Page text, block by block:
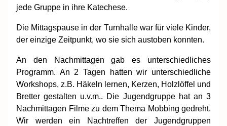
jede Gruppe in ihre Katechese.
Die Mittagspause in der Turnhalle war für viele Kinder,
der einzige Zeitpunkt, wo sie sich austoben konnten.
An den Nachmittagen gab es unterschiedliches
Programm. An 2 Tagen hatten wir unterschiedliche
Workshops, z.B. Häkeln lernen, Kerzen, Holzlöffel und
Bretter gestalten u.v.m.. Die Jugendgruppe hat an 3
Nachmittagen Filme zu dem Thema Mobbing gedreht.
Wir werden ein Nachtreffen der Jugendgruppen